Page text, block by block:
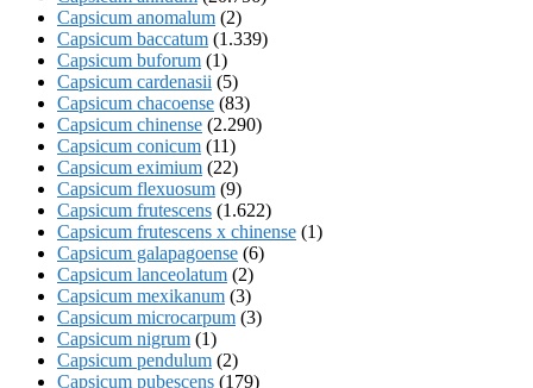
Capsicum anomalum (2)
Capsicum baccatum (1.339)
Capsicum buforum (1)
Capsicum cardenasii (5)
Capsicum chacoense (83)
Capsicum chinense (2.290)
Capsicum conicum (11)
Capsicum eximium (22)
Capsicum flexuosum (9)
Capsicum frutescens (1.622)
Capsicum frutescens x chinense (1)
Capsicum galapagoense (6)
Capsicum lanceolatum (2)
Capsicum mexikanum (3)
Capsicum microcarpum (3)
Capsicum nigrum (1)
Capsicum pendulum (2)
Capsicum pubescens (179)